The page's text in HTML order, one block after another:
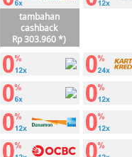
tambahan
cashback
Rp 303.960 *)